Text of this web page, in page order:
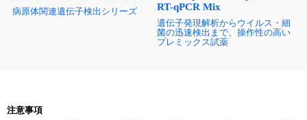
病原体関連遺伝子検出シリーズ
RT-qPCR Mix
遺伝子発現解析からウイルス・細
菌の迅速検出まで、操作性の高い
プレミックス試薬
注意事項